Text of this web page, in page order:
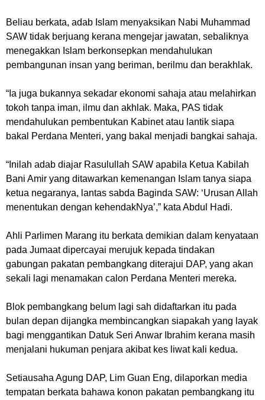
Beliau berkata, adab Islam menyaksikan Nabi Muhammad
SAW tidak berjuang kerana mengejar jawatan, sebaliknya
menegakkan Islam berkonsepkan mendahulukan
pembangunan insan yang beriman, berilmu dan berakhlak.
“Ia juga bukannya sekadar ekonomi sahaja atau melahirkan
tokoh tanpa iman, ilmu dan akhlak. Maka, PAS tidak
mendahulukan pembentukan Kabinet atau lantik siapa
bakal Perdana Menteri, yang bakal menjadi bangkai sahaja.
“Inilah adab diajar Rasulullah SAW apabila Ketua Kabilah
Bani Amir yang ditawarkan kemenangan Islam tanya siapa
ketua negaranya, lantas sabda Baginda SAW: ‘Urusan Allah
menentukan dengan kehendakNya’,” kata Abdul Hadi.
Ahli Parlimen Marang itu berkata demikian dalam kenyataan
pada Jumaat dipercayai merujuk kepada tindakan
gabungan pakatan pembangkang diterajui DAP, yang akan
sekali lagi menamakan calon Perdana Menteri mereka.
Blok pembangkang belum lagi sah didaftarkan itu pada
bulan depan dijangka membincangkan siapakah yang layak
bagi menggantikan Datuk Seri Anwar Ibrahim kerana masih
menjalani hukuman penjara akibat kes liwat kali kedua.
Setiausaha Agung DAP, Lim Guan Eng, dilaporkan media
tempatan berkata bahawa konon pakatan pembangkang itu